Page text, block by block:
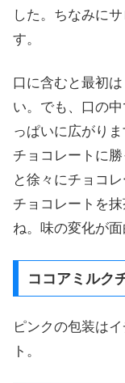
した。ちなみに
す。
口に含むと最初
い。でも、口の
っぱいに広がり
チョコレートに
と徐々にチョコ
チョコレートを
ね。味の変化が面
ココアミルク
ピンクの包装は
ト。